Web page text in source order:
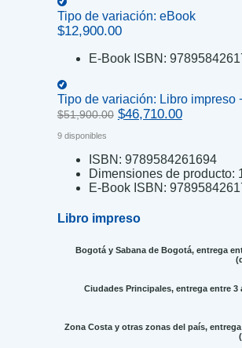
Tipo de variación: eBook
$12,900.00
E-Book ISBN:
Tipo de variación: Libro impreso
$51,900.00 Original
$51,900.00.
$46,710.00Current
$46,710.00.
9 disponibles
ISBN: 9789584261694
Dimensiones de producto:
E-Book ISBN:
Libro impreso
Bogotá y Sabana de Bogotá, entrega
Ciudades Principales, entrega entre 3
Zona Costa y otras zonas del país,